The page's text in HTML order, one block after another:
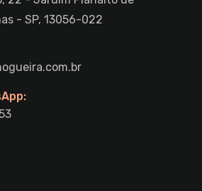
- SP, 13056-022